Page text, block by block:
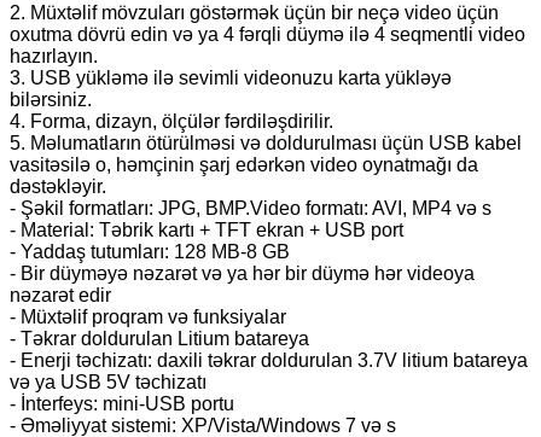
2. Müxtəlif mövzuları göstərmək üçün bir neçə video üçün
oxutma dövrü edin və ya 4 fərqli düymə ilə 4 seqmentli video
hazırlayın.
3. USB yükləmə ilə sevimli videonuzu karta yükləyə
bilərsiniz.
4. Forma, dizayn, ölçülər fərdiləşdirilir.
5. Məlumatların ötürülməsi və doldurulması üçün USB kabel
vasitəsilə o, həmçinin şarj edərkən video oynatmağı da
dəstəkləyir.
- Şəkil formatları: JPG, BMP.Video formatı: AVI, MP4 və s
- Material: Təbrik kartı + TFT ekran + USB port
- Yaddaş tutumları: 128 MB-8 GB
- Bir düyməyə nəzarət və ya hər bir düymə hər videoya
nəzarət edir
- Müxtəlif proqram və funksiyalar
- Təkrar doldurulan Litium batareya
- Enerji təchizatı: daxili təkrar doldurulan 3.7V litium batareya
və ya USB 5V təchizatı
- İnterfeys: mini-USB portu
- Əməliyyat sistemi: XP/Vista/Windows 7 və s